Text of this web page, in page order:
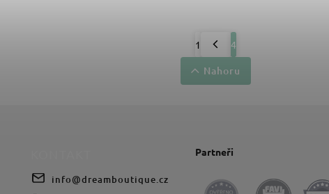
1 4
Nahoru
info@dreamboutique.cz
Partneři